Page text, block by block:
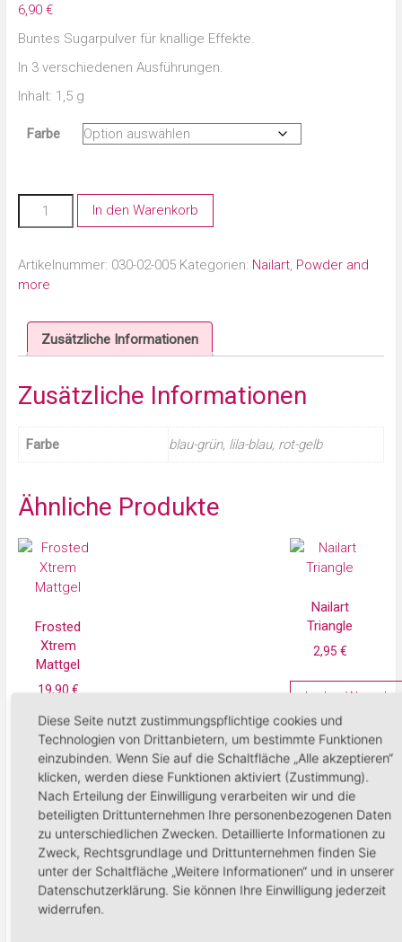
6,90 €
Buntes Sugarpulver für knallige Effekte.
In 3 verschiedenen Ausführungen.
Inhalt: 1,5 g
Farbe
In den Warenkorb
Artikelnummer: 030-02-005 Kategorien: Nailart, Powder and
more
Zusätzliche Informationen
Zusätzliche Informationen
Farbe blau-grün, lila-blau, rot-gelb
Ähnliche Produkte
Frosted
Xtrem
Mattgel
19,90€
In den Warenkorb
Nailart
Triangle
2,95 €
In den
Powder gold
6,90€
Design
Staubpinsel
Diese Seite nutzt zustimmungspflichtige cookies und
Technologien von Drittanbietern, um bestimmte Funktionen
einzubinden. Wenn Sie auf die Schaltfläche „Alle akzeptieren“
klicken, werden diese Funktionen aktiviert (Zustimmung).
Nach Erteilung der Einwilligung verarbeiten wir und die
beteiligten Drittunternehmen Ihre personenbezogenen Daten
zu unterschiedlichen Zwecken. Detaillierte Informationen zu
Zweck, Rechtsgrundlage und Drittunternehmen finden Sie
unter der Schaltfläche „Weitere Informationen“ und in unserer
Datenschutzerklärung. Sie können Ihre Einwilligung jederzeit
widerrufen.